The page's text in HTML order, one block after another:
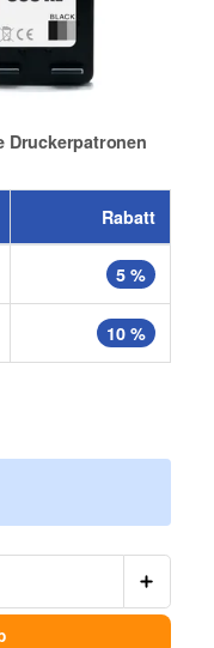
Druckerpatronen
Rabatt
5 %
10 %